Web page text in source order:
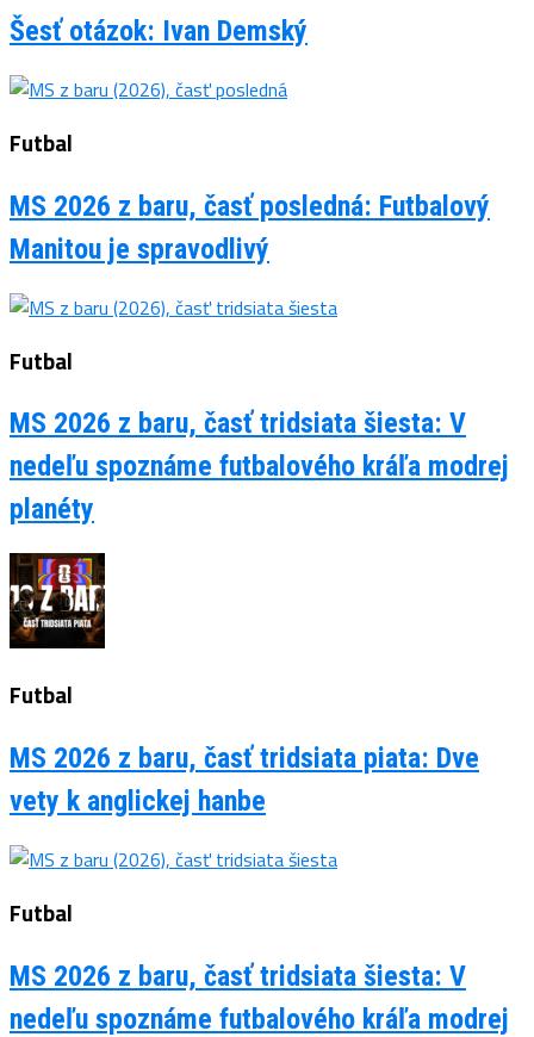
Šesť otázok: Ivan Demský
Futbal
MS 2026 z baru, časť posledná: Futbalový
Manitou je spravodlivý
Futbal
MS 2026 z baru, časť tridsiata šiesta: V
nedeľu spoznáme futbalového kráľa modrej
planéty
Futbal
MS 2026 z baru, časť tridsiata piata: Dve
vety k anglickej hanbe
Futbal
MS 2026 z baru, časť tridsiata šiesta: V
nedeľu spoznáme futbalového kráľa modrej